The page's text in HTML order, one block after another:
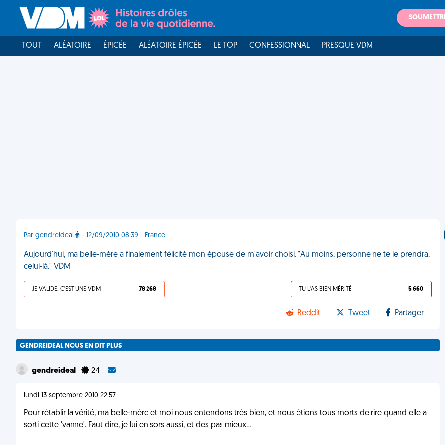
TOUT ALÉATOIRE ÉPICÉE ALÉATOIRE ÉPICÉE LE TOP CONFESSIONNAL PRESQUE VDM
Par gendreideal - 12/09/2010 08:39 - France
Aujourd'hui, ma belle-mère a finalement félicité mon épouse de m'avoir choisi. "Au moins, personne ne te le prendra,
celui-là." VDM
JE VALIDE, C'EST UNE VDM 78 268 TU L'AS BIEN MÉRITÉ 5 660
Reddit Tweet Partager
GENDREIDEAL NOUS EN DIT PLUS
gendreideal 24
lundi 13 septembre 2010 22:57
Pour rétablir la vérité, ma belle-mère et moi nous entendons très bien, et nous étions tous morts de rire quand elle a
sorti cette 'vanne'. Faut dire, je lui en sors aussi, et des pas mieux...